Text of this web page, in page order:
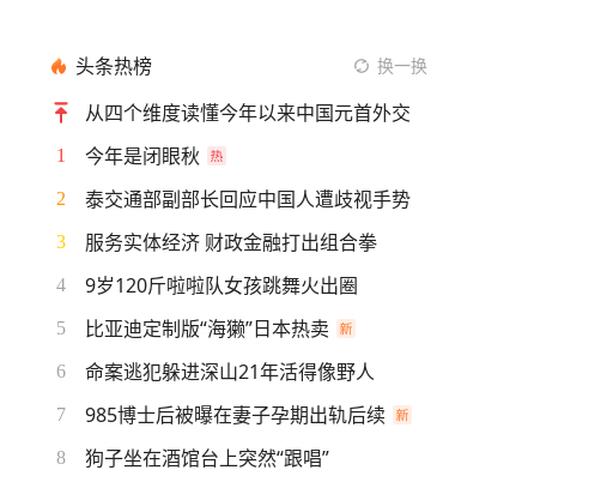
头条热榜 换一换
从四个维度读懂今年以来中国元首外交
1 今年是闭眼秋
2 泰交通部副部长回应中国人遭歧视手势
3 服务实体经济 财政金融打出组合拳
4 9岁120斤啦啦队女孩跳舞火出圈
5 比亚迪定制版“海獭”日本热卖
6 命案逃犯躲进深山21年活得像野人
7 985博士后被曝在妻子孕期出轨后续
8 狗子坐在酒馆台上突然“跟唱”